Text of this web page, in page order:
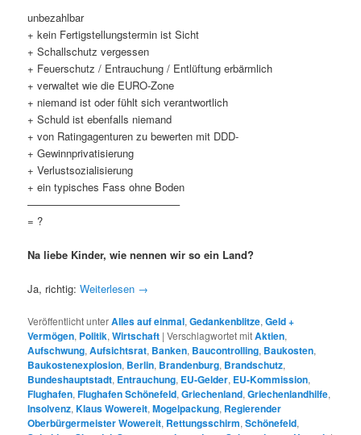
unbezahlbar
+ kein Fertigstellungstermin ist Sicht
+ Schallschutz vergessen
+ Feuerschutz / Entrauchung / Entlüftung erbärmlich
+ verwaltet wie die EURO-Zone
+ niemand ist oder fühlt sich verantwortlich
+ Schuld ist ebenfalls niemand
+ von Ratingagenturen zu bewerten mit DDD-
+ Gewinnprivatisierung
+ Verlustsozialisierung
+ ein typisches Fass ohne Boden
——————————————–
= ?
Na liebe Kinder, wie nennen wir so ein Land?
Ja, richtig:Weiterlesen →
Veröffentlicht unterAlles auf einmal,Gedankenblitze,Geld +
Vermögen, Politik,Wirtschaft |Verschlagwortet mitAktien,
Aufschwung,Aufsichtsrat, Banken, Baucontrolling, Baukosten,
Baukostenexplosion, Berlin, Brandenburg, Brandschutz,
Bundeshauptstadt, Entrauchung, EU-Gelder, EU-Kommission,
Flughafen,Flughafen Schönefeld,Griechenland,Griechenlandhilfe,
Insolvenz,Klaus Wowereit,Mogelpackung, Regierender
Oberbürgermeister Wowereit, Rettungsschirm,Schönefeld,